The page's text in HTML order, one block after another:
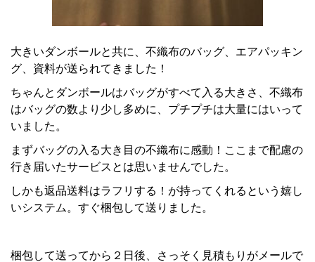
大きいダンボールと共に、不織布のバッグ、エアパッキン
グ、資料が送られてきました！
ちゃんとダンボールはバッグがすべて入る大きさ、不織布
はバッグの数より少し多めに、プチプチは大量にはいって
いました。
まずバッグの入る大き目の不織布に感動！ここまで配慮の
行き届いたサービスとは思いませんでした。
しかも返品送料はラフリする！が持ってくれるという嬉し
いシステム。すぐ梱包して送りました。
梱包して送ってから２日後、さっそく見積もりがメールで